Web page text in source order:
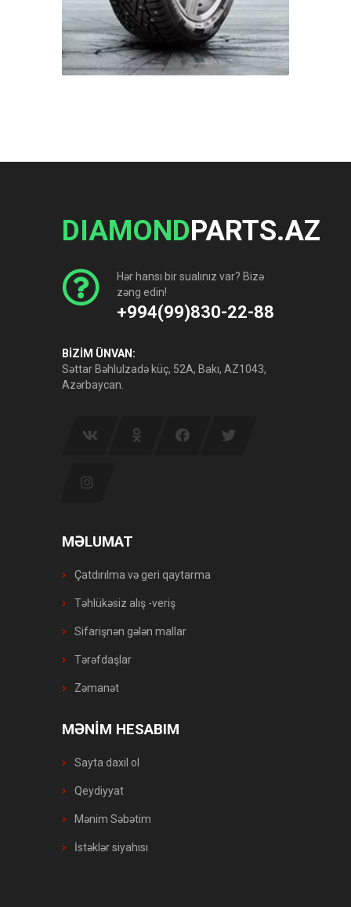
DIAMONDPARTS.AZ
Hər hansı bir sualınız var? Bizə
zəng edin!
+994(99)830-22-88
BİZİM ÜNVAN:
Səttar Bəhlulzadə küç, 52A, Bakı, AZ1043,
Azərbaycan.
MƏLUMAT
Çatdırılma və geri qaytarma
Təhlükəsiz alış -veriş
Sifarişnən gələn mallar
Tərəfdaşlar
Zəmanət
MƏNİM HESABIM
Sayta daxil ol
Qeydiyyat
Mənim Səbətim
İstəklər siyahısı